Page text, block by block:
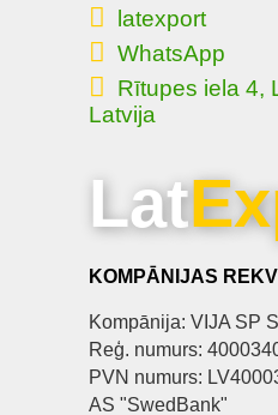
latexport
WhatsApp
Rītupes iela 4,
Latvija
Lat
KOMPĀNIJAS
Kompānija: VIJA SP
Reģ. numurs:
PVN numurs:
AS "SwedBank"